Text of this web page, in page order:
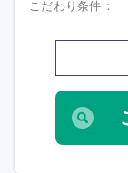
こだわり条件